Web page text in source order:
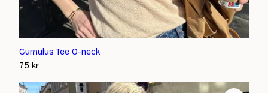
Cumulus Tee O-neck
75 kr